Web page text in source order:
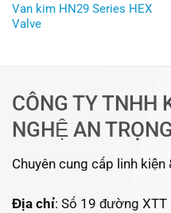
Van kim HN29 Series HEX
Valve
CÔNG TY TNHH
NGHỆ AN
Chuyên cung cấp linh
Địa chỉ: Số 19 đường